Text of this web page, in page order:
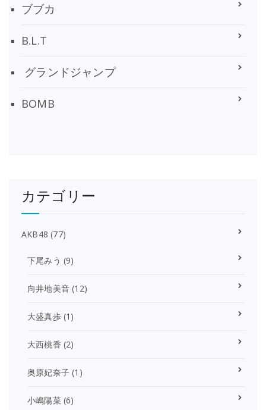
ブブカ
B.L.T
グランドジャンプ
BOMB
カテゴリー
AKB48 (77)
下尾みう (9)
向井地美音 (12)
大盛真歩(1)
大西桃香 (2)
奥原妃奈子 (1)
小嶋陽菜(6)